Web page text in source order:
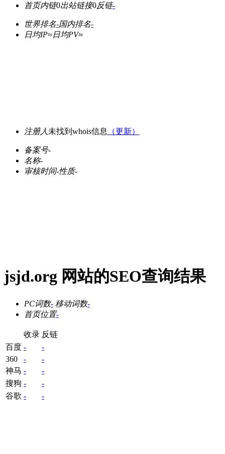
首页内链0出站链接0反链-
世界排名-国内排名-
日均IP≈日均PV≈
注册人 未找到whois信息 （更新）
备案号-
名称-
审核时间-性质-
jsjd.org 网站的SEO查询结果
PC词数- 移动词数-
首页位置-
收录 反链
百度 -
-
360
-
-
神马 -
-
搜狗 -
-
谷歌 - -